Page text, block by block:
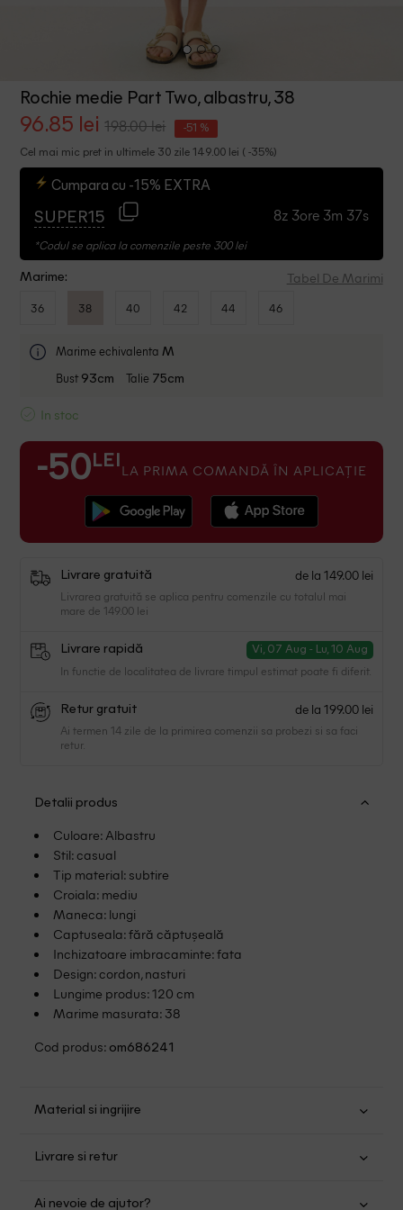
Rochie medie Part Two, albastru, 38
96.85 lei 198.00 lei -51 %
Cel mai mic pret in ultimele 30 zile 149.00 lei ( -35%)
Cumpara cu -15% EXTRA
SUPER15 8z 3ore 3m 37s
*Codul se aplica la comenzile peste 300 lei
Marime: Tabel De Marimi
36 38 40 42 44 46
Marime echivalenta M
Bust 93cm Talie 75cm
In stoc
-50 LEI LA PRIMA COMANDĂ ÎN APLICAȚIE
Livrare gratuită de la 149.00 lei
Livrarea gratuită se aplica pentru comenzile cu totalul mai
mare de 149.00 lei
Livrare rapidă Vi, 07 Aug - Lu, 10 Aug
In functie de localitatea de livrare timpul estimat poate fi diferit.
Retur gratuit de la 199.00 lei
Ai termen 14 zile de la primirea comenzii sa probezi si sa faci
retur.
Detalii produs
Culoare: Albastru
Stil: casual
Tip material: subtire
Croiala: mediu
Maneca: lungi
Captuseala: fără căptușeală
Inchizatoare imbracaminte: fata
Design: cordon, nasturi
Lungime produs: 120 cm
Marime masurata: 38
Cod produs: om686241
Material si ingrijire
Nu folositi inalbitor
Livrare si retur
Ai nevoie de ajutor?